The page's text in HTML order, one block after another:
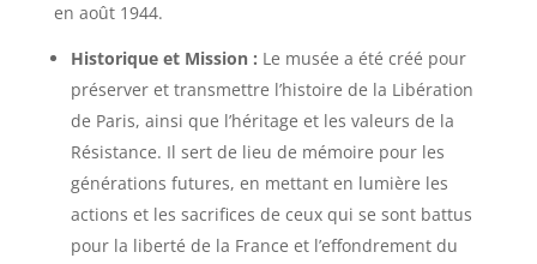
en août 1944.
Historique et Mission : Le musée a été créé pour
préserver et transmettre l’histoire de la Libération
de Paris, ainsi que l’héritage et les valeurs de la
Résistance. Il sert de lieu de mémoire pour les
générations futures, en mettant en lumière les
actions et les sacrifices de ceux qui se sont battus
pour la liberté de la France et l’effondrement du